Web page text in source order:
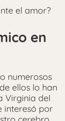
el amor?
en
numerosos
ellos lo han
Virginia del
interesó por